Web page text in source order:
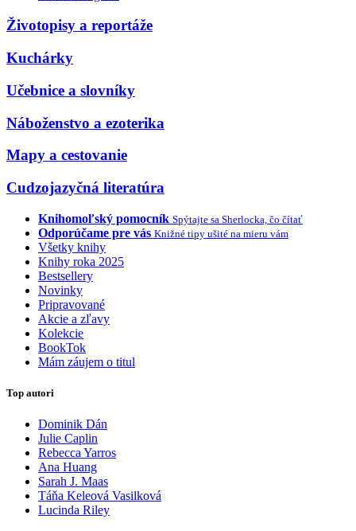
Životopisy a reportáže
Kuchárky
Učebnice a slovníky
Náboženstvo a ezoterika
Mapy a cestovanie
Cudzojazyčná literatúra
Knihomoľský pomocník Spýtajte sa Sherlocka, čo čítať
Odporúčame pre vás Knižné tipy ušité na mieru vám
Všetky knihy
Knihy roka 2025
Bestsellery
Novinky
Pripravované
Akcie a zľavy
Kolekcie
BookTok
Mám záujem o titul
Top autori
Dominik Dán
Julie Caplin
Rebecca Yarros
Ana Huang
Sarah J. Maas
Táňa Keleová Vasilková
Lucinda Riley